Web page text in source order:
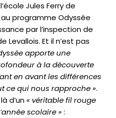
Jules Ferry de
programme Odyssée
par l’inspection de
Levallois. Et il n’est pas
apporte une
à la découverte
en avant les différences
ce qui nous rapproche ».
d’un« véritable fil rouge
scolaire »: